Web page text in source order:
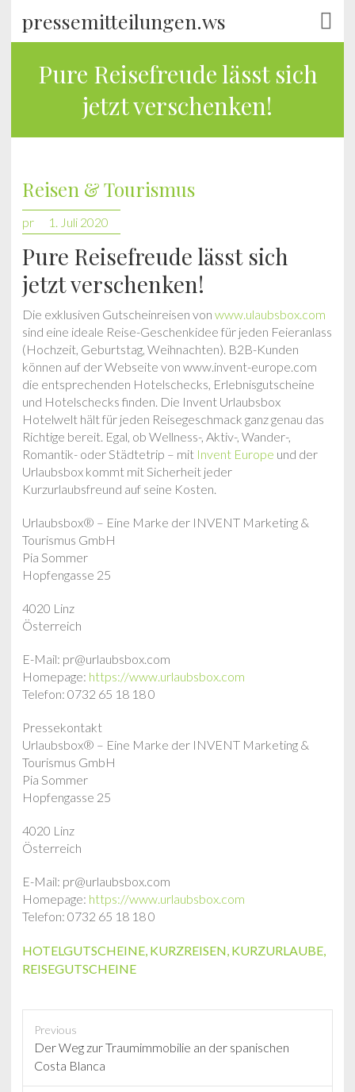
pressemitteilungen.ws
Pure Reisefreude lässt sich
jetzt verschenken!
Reisen & Tourismus
pr 1. Juli 2020
Pure Reisefreude lässt sich
jetzt verschenken!
Die exklusiven Gutscheinreisen von www.ulaubsbox.com
sind eine ideale Reise-Geschenkidee für jeden Feieranlass
(Hochzeit, Geburtstag, Weihnachten). B2B-Kunden
können auf der Webseite von www.invent-europe.com
die entsprechenden Hotelschecks, Erlebnisgutscheine
und Hotelschecks finden. Die Invent Urlaubsbox
Hotelwelt hält für jeden Reisegeschmack ganz genau das
Richtige bereit. Egal, ob Wellness-, Aktiv-, Wander-,
Romantik- oder Städtetrip – mit Invent Europe und der
Urlaubsbox kommt mit Sicherheit jeder
Kurzurlaubsfreund auf seine Kosten.
Urlaubsbox® – Eine Marke der INVENT Marketing &
Tourismus GmbH
Pia Sommer
Hopfengasse 25
4020 Linz
Österreich
E-Mail: pr@urlaubsbox.com
Homepage: https://www.urlaubsbox.com
Telefon: 0732 65 18 18 0
Pressekontakt
Urlaubsbox® – Eine Marke der INVENT Marketing &
Tourismus GmbH
Pia Sommer
Hopfengasse 25
4020 Linz
Österreich
E-Mail: pr@urlaubsbox.com
Homepage: https://www.urlaubsbox.com
Telefon: 0732 65 18 18 0
HOTELGUTSCHEINE, KURZREISEN, KURZURLAUBE,
REISEGUTSCHEINE
Previous
P
r
e
Der Weg zur Traumimmobilie an der spanischen
Costa Blanca